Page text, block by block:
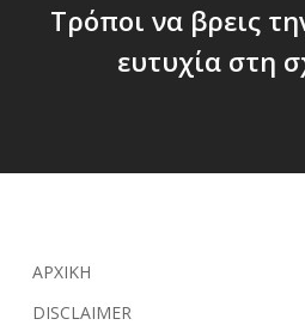
Τρόποι να βρεις
ευτυχία στη
ΑΡΧΙΚΗ
DISCLAIMER